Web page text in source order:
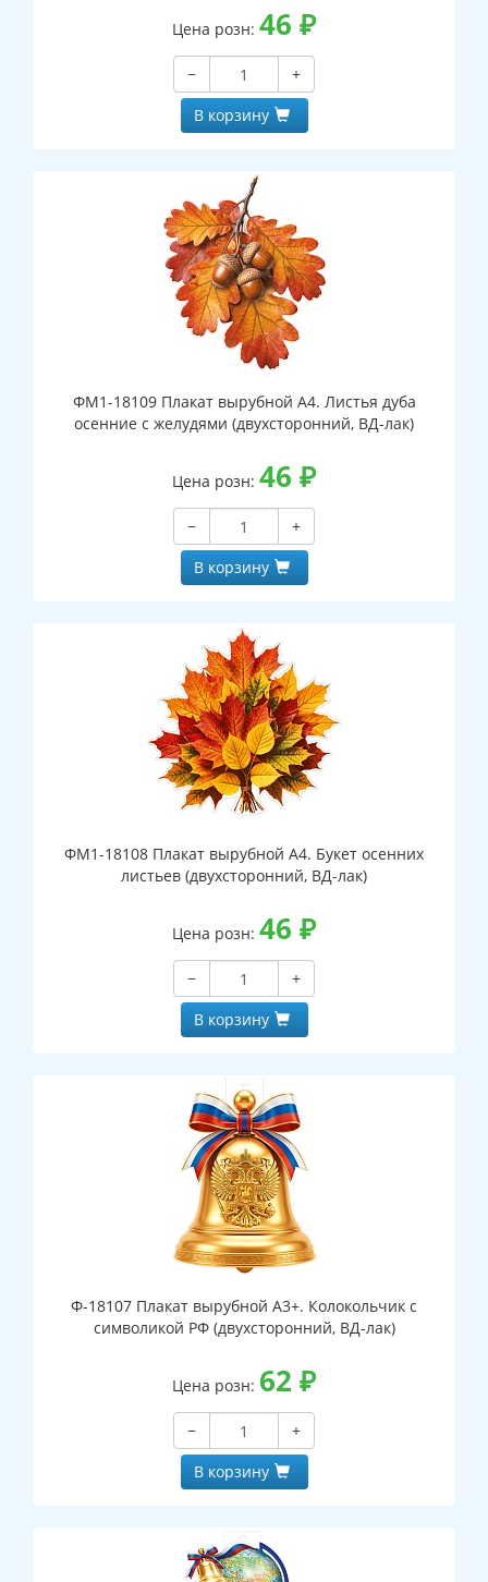
Цена розн: 46 ₽
−
+
В корзину
ФМ1-18109 Плакат вырубной А4. Листья дуба
осенние с желудями (двухсторонний, ВД-лак)
Цена розн: 46 ₽
−
+
В корзину
ФМ1-18108 Плакат вырубной А4. Букет осенних
листьев (двухсторонний, ВД-лак)
Цена розн: 46 ₽
−
+
В корзину
Ф-18107 Плакат вырубной А3+. Колокольчик с
символикой РФ (двухсторонний, ВД-лак)
Цена розн: 62 ₽
−
+
В корзину